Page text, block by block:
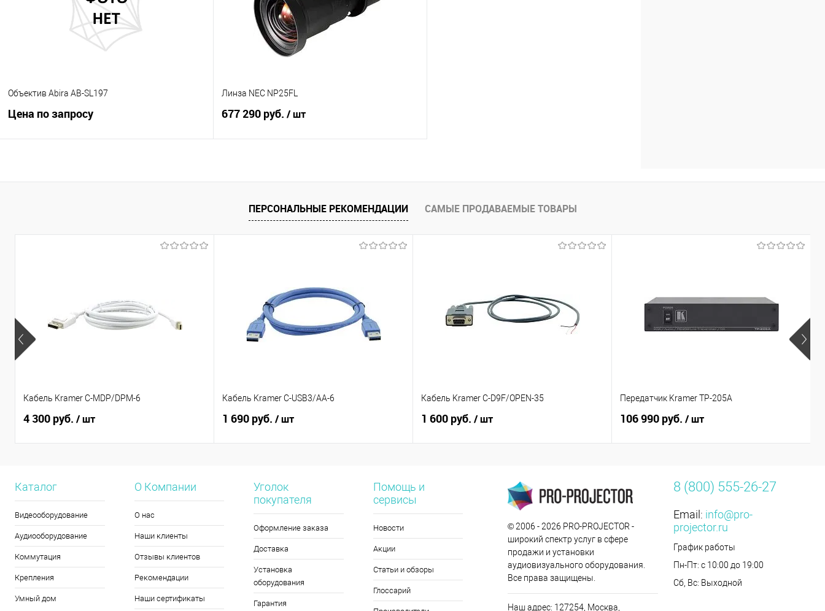
В наличии
В избранное
Под заказ
Объектив Abira AB-SL197
Цена по запросу
Линза NEC NP25FL
677 290 руб. / шт
Под заказ
ПЕРСОНАЛЬНЫЕ РЕКОМЕНДАЦИИ САМЫЕ ПРОДАВАЕМЫЕ ТОВАРЫ
Кабель Kramer C-MDP/DPM-6
4 300 руб. / шт
Кабель Kramer C-USB3/AA-6
1 690 руб. / шт
Кабель Kramer C-D9F/OPEN-35
1 600 руб. / шт
Передатчик Kramer TP-205A
106 990 руб. / шт
Каталог
Видеооборудование
Аудиооборудование
Коммутация
Крепления
Умный дом
О Компании
О нас
Наши клиенты
Отзывы клиентов
Рекомендации
Наши сертификаты
Уголок
покупателя
Оформление заказа
Доставка
Установка
оборудования
Гарантия
Помощь и
сервисы
Новости
Акции
Статьи и обзоры
Глоссарий
© 2006 - 2026 PRO-PROJECTOR -
широкий спектр услуг в сфере
продажи и установки
аудиовизуального оборудования.
Все права защищены.
Наш адрес: 127254, Москва,
8 (800) 555-26-27
Email: info@pro-
projector.ru
График работы
Пн-Пт: с 10:00 до 19:00
Сб, Вс: Выходной